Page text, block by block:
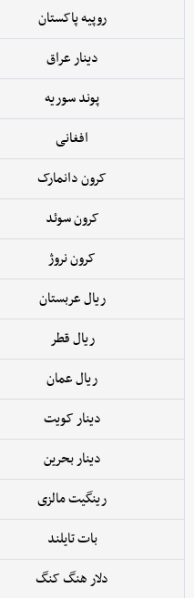
روپیه پاکستان
دینار عراق
پوند سوریه
افغانی
کرون دانمارک
کرون سوئد
کرون نروژ
ریال عربستان
ریال قطر
ریال عمان
دینار کویت
دینار بحرین
رینگیت مالزی
بات تایلند
دلار هنگ کنگ